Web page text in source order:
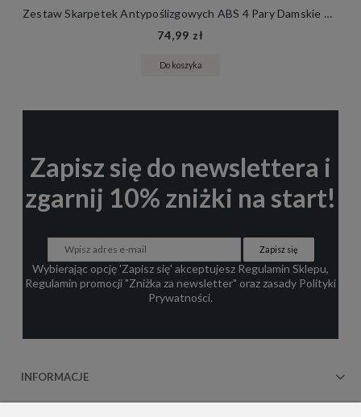
Zestaw Skarpetek Antypoślizgowych ABS 4 Pary Damskie Męskie Skarpety Stopki Joga Fitness
74,99 zł
Do koszyka
Zapisz się do newslettera i
zgarnij 10% zniżki na start!
Zapisz się
Wybierając opcję 'Zapisz się' akceptujesz Regulamin Sklepu,
Regulamin promocji "Zniżka za newsletter" oraz zasady Polityki
Prywatności.
INFORMACJE